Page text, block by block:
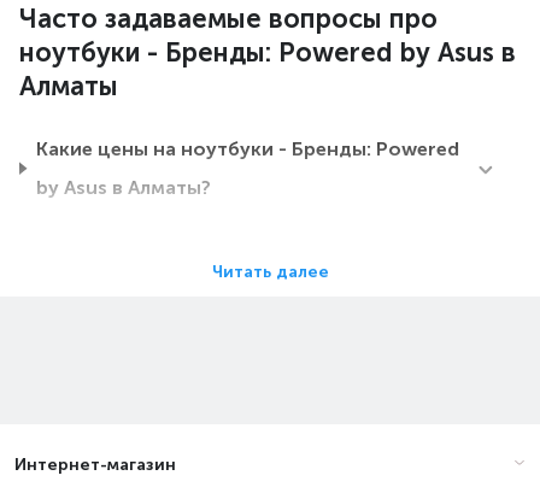
Часто задаваемые вопросы про
ноутбуки - Бренды: Powered by Asus в
Алматы
Какие цены на ноутбуки - Бренды: Powered
by Asus в Алматы?
Цены на ноутбуки - Бренды:
Читать далее
Интернет-магазин